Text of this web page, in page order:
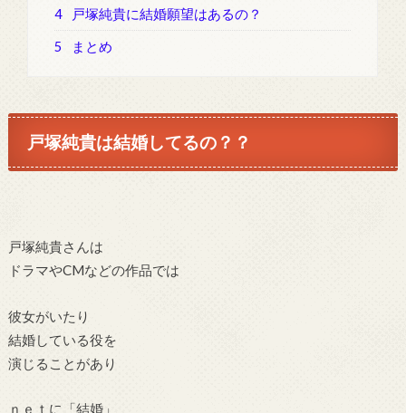
4 戸塚純貴に結婚願望はあるの？
5 まとめ
戸塚純貴は結婚してるの？？
戸塚純貴さんは
ドラマやCMなどの作品では
彼女がいたり
結婚している役を
演じることがあり
ｎｅｔに「結婚」